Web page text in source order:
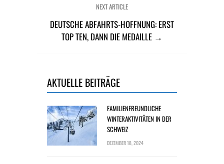
NEXT ARTICLE
DEUTSCHE ABFAHRTS-HOFFNUNG: ERST
TOP TEN, DANN DIE MEDAILLE →
AKTUELLE BEITRÄGE
FAMILIENFREUNDLICHE
WINTERAKTIVITÄTEN IN DER
SCHWEIZ
DEZEMBER 18, 2024